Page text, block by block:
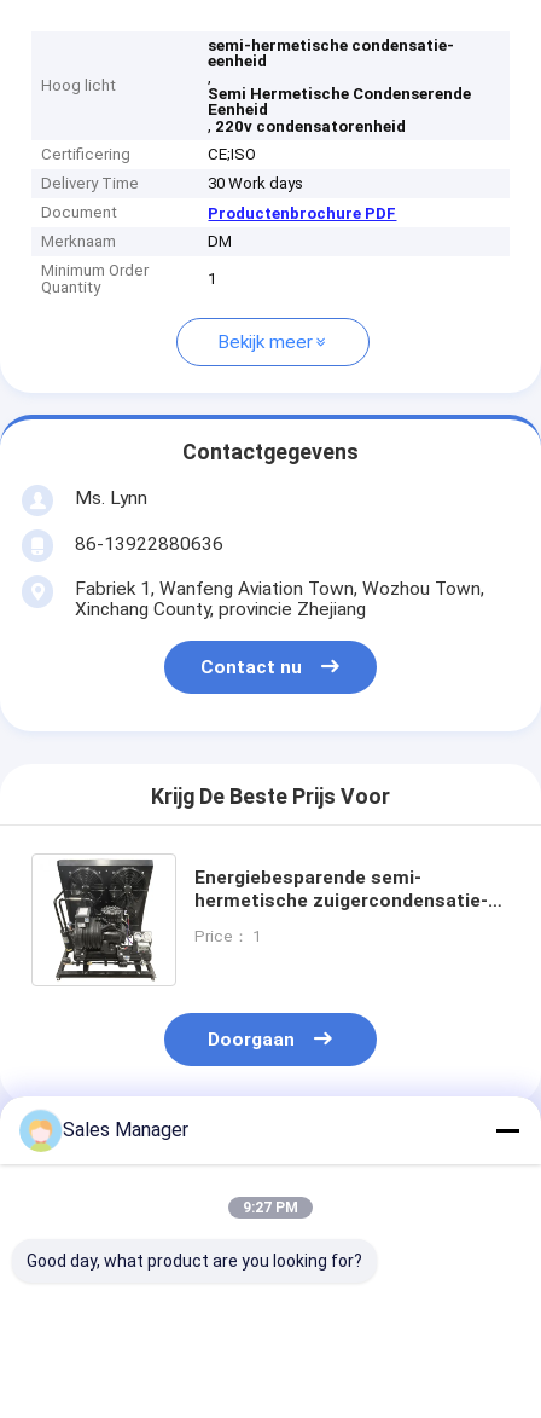
Hoog licht
semi-hermetische condensatie-
eenheid
,
Semi Hermetische Condenserende
Eenheid
, 220v condensatorenheid
Certificering
CE;ISO
Delivery Time
30 Work days
Document
Productenbrochure PDF
Merknaam
DM
Minimum Order
Quantity
1
Bekijk meer
Contactgegevens
Ms. Lynn
86-13922880636
Fabriek 1, Wanfeng Aviation Town, Wozhou Town,
Xinchang County, provincie Zhejiang
Contact nu
Krijg De Beste Prijs Voor
Energiebesparende semi-
hermetische zuigercondensatie-
luchtgekoelde condensator
Price： 1
Doorgaan
Geadviseerde Producten
Sales Manager
9:27 PM
Good day, what product are you looking for?